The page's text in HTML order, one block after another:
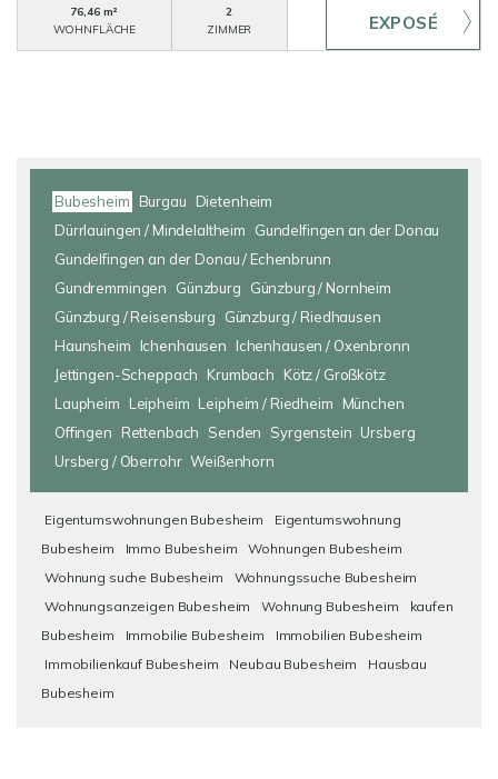
76,46 m²
WOHNFLÄCHE
2
ZIMMER
Bubesheim Burgau
Dietenheim
Dürrlauingen / Mindelaltheim
Gundelfingen an der Donau
Gundelfingen an der Donau / Echenbrunn
Gundremmingen
Günzburg
Günzburg / Nornheim
Günzburg / Reisensburg
Günzburg / Riedhausen
Haunsheim
Ichenhausen
Ichenhausen / Oxenbronn
Jettingen-Scheppach
Krumbach
Kötz / Großkötz
Laupheim
Leipheim Leipheim / Riedheim
München
Offingen
Rettenbach Senden Syrgenstein Ursberg
Ursberg / Oberrohr Weißenhorn
Eigentumswohnungen Bubesheim
Eigentumswohnung
Bubesheim
Immo Bubesheim
Wohnungen Bubesheim
Wohnung suche Bubesheim
Wohnungssuche Bubesheim
Wohnungsanzeigen Bubesheim
Wohnung Bubesheim
kaufen
Bubesheim
Immobilie Bubesheim
Immobilien Bubesheim
Immobilienkauf Bubesheim
Neubau Bubesheim
Hausbau
Bubesheim